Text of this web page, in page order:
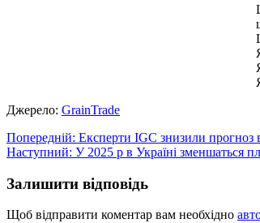
Джерело: GrainTrade
Навігація
записів
Попередній: Експерти IGC знизили
Наступний: У 2025 р в Україні зменшаться
Залишити відповідь
Щоб відправити коментар вам необхідно